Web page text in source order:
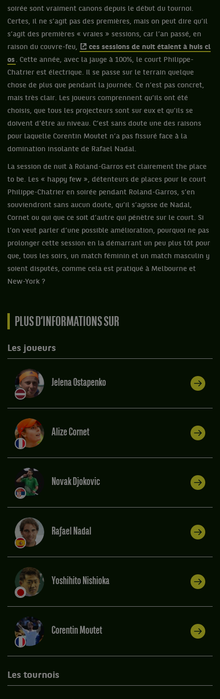
soirée sont vraiment canons depuis le début du tournoi.
Certes, il ne s’agit pas des premières, mais on peut dire qu’il
s’agit des premières « vraies » sessions, car l’an passé, en
raison du couvre-feu,
ces sessions de nuit étaient à huis cl
os . Cette année, avec la jauge à 100%, le court Philippe-
Chatrier est électrique. Il se passe sur le terrain quelque
chose de plus que pendant la journée. Ce n’est pas concret,
mais très clair. Les joueurs comprennent qu’ils ont été
choisis, que tous les projecteurs sont sur eux et qu’ils se
doivent d’être au niveau. C’est sans doute une des raisons
pour laquelle Corentin Moutet n’a pas fissuré face à la
domination insolante de Rafael Nadal.
La session de nuit à Roland-Garros est clairement the place
to be. Les « happy few », détenteurs de places pour le court
Philippe-Chatrier en soirée pendant Roland-Garros, s’en
souviendront sans aucun doute, qu’il s’agisse de Nadal,
Cornet ou qui que ce soit d’autre qui pénètre sur le court. Si
l’on veut parler d’une possible amélioration, pourquoi ne pas
prolonger cette session en la démarrant un peu plus tôt pour
que, tous les soirs, un match féminin et un match masculin y
soient disputés, comme cela est pratiqué à Melbourne et
New-York ?
PLUS D’INFORMATIONS SUR
Les joueurs
Jelena Ostapenko
Alize Cornet
Novak Djokovic
Rafael Nadal
Yoshihito Nishioka
Corentin Moutet
Les tournois